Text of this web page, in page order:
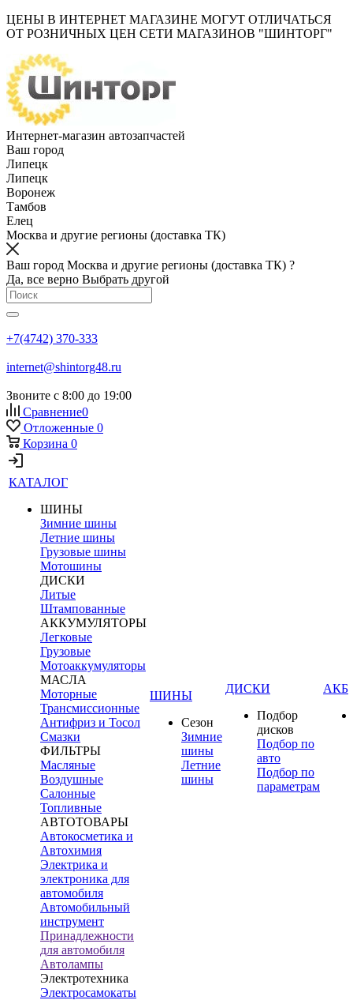
ЦЕНЫ В ИНТЕРНЕТ МАГАЗИНЕ МОГУТ ОТЛИЧАТЬСЯ
ОТ РОЗНИЧНЫХ ЦЕН СЕТИ МАГАЗИНОВ "ШИНТОРГ"
Интернет-магазин автозапчастей
Ваш город
Липецк
Липецк
Воронеж
Тамбов
Елец
Москва и другие регионы (доставка ТК)
Ваш город Москва и другие регионы (доставка ТК) ?
Да, все верно Выбрать другой
+7(4742) 370-333
internet@shintorg48.ru
Звоните с 8:00 до 19:00
Сравнение0
Отложенные 0
Корзина 0
КАТАЛОГ
ШИНЫ
Зимние шины
Летние шины
Грузовые шины
Мотошины
ДИСКИ
Литые
Штампованные
АККУМУЛЯТОРЫ
Легковые
Грузовые
Мотоаккумуляторы
МАСЛА
Моторные
Трансмиссионные
Антифриз и Тосол
Смазки
ФИЛЬТРЫ
Масляные
Воздушные
Салонные
Топливные
АВТОТОВАРЫ
Автокосметика и
Автохимия
Электрика и
электроника для
автомобиля
Автомобильный
инструмент
Принадлежности
для автомобиля
Автолампы
Электротехника
Электросамокаты
ШИНЫ
Сезон
Зимние
шины
Летние
шины
ДИСКИ
Подбор
дисков
Подбор по
авто
Подбор по
параметрам
АКБ